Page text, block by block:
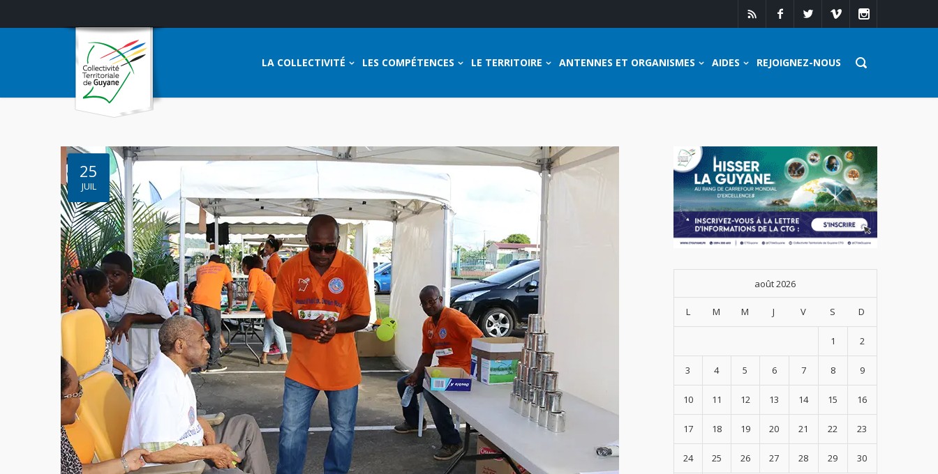
LA COLLECTIVITÉ LES COMPÉTENCES LE TERRITOIRE ANTENNES ET ORGANISMES AIDES REJOIGNEZ-NOUS
25
JUIL
août 2026
L M M J V S D
1 2
3 4 5 6 7 8 9
10 11 12 13 14 15 16
17 18 19 20 21 22 23
24 25 26 27 28 29 30